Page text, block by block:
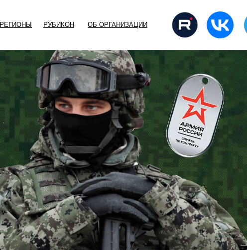
ОБ ОРГАНИЗАЦИИ
РЕГИОНЫ РУБИКОН